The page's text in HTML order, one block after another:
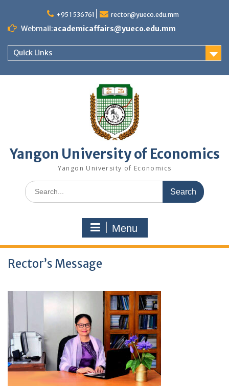
content
+95 1 536761 rector@yueco.edu.mm
Webmail:academicaffairs@yueco.edu.mm
Quick Links
Yangon University of Economics
Yangon University of Economics
Search
for:
Menu
Rector’s Message